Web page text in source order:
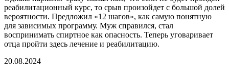
реабилитационный курс, то срыв произойдет с большой долей
вероятности. Предложил «12 шагов», как самую понятную
для зависимых программу. Муж справился, стал
воспринимать спиртное как опасность. Теперь уговаривает
отца пройти здесь лечение и реабилитацию.
20.08.2024